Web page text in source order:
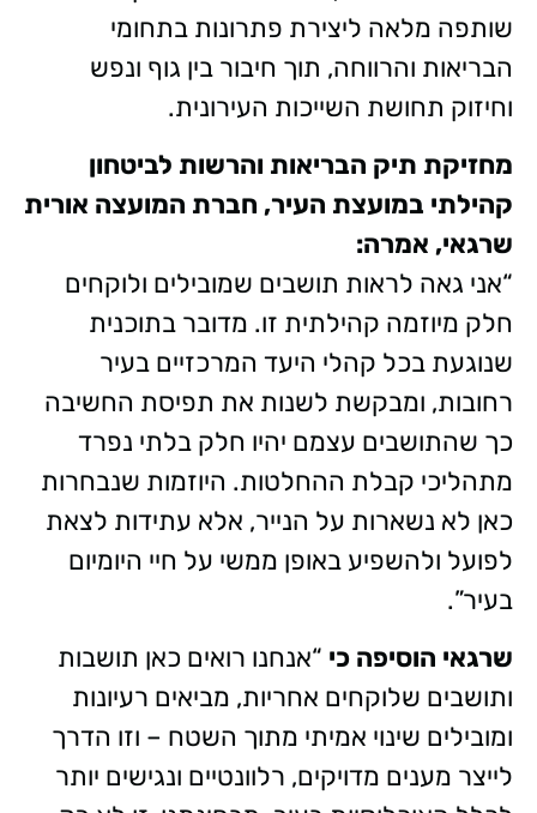
שותפה מלאה ליצירת פתרונות בתחומי
הבריאות והרווחה, תוך חיבור בין גוף ונפש
וחיזוק תחושת השייכות העירונית.
מחזיקת תיק הבריאות והרשות לביטחון
קהילתי במועצת העיר, חברת המועצה אורית
שרגאי, אמרה:
“אני גאה לראות תושבים שמובילים ולוקחים
חלק מיוזמה קהילתית זו. מדובר בתוכנית
שנוגעת בכל קהלי היעד המרכזיים בעיר
רחובות, ומבקשת לשנות את תפיסת החשיבה
כך שהתושבים עצמם יהיו חלק בלתי נפרד
מתהליכי קבלת ההחלטות. היוזמות שנבחרות
כאן לא נשארות על הנייר, אלא עתידות לצאת
לפועל ולהשפיע באופן ממשי על חיי היומיום
בעיר”.
שרגאי הוסיפה כי “אנחנו רואים כאן תושבות
ותושבים שלוקחים אחריות, מביאים רעיונות
ומובילים שינוי אמיתי מתוך השטח – וזו הדרך
לייצר מענים מדויקים, רלוונטיים ונגישים יותר